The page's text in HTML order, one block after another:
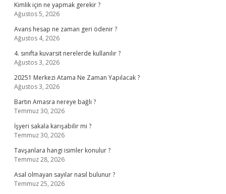
Kimlik için ne yapmak gerekir ?
Ağustos 5, 2026
Avans hesap ne zaman geri ödenir ?
Ağustos 4, 2026
4. sınıfta kuvarsit nerelerde kullanılır ?
Ağustos 3, 2026
20251 Merkezi Atama Ne Zaman Yapılacak ?
Ağustos 3, 2026
Bartın Amasra nereye bağlı ?
Temmuz 30, 2026
İşyeri sakala karışabilir mi ?
Temmuz 30, 2026
Tavşanlara hangi isimler konulur ?
Temmuz 28, 2026
Asal olmayan sayılar nasıl bulunur ?
Temmuz 25, 2026